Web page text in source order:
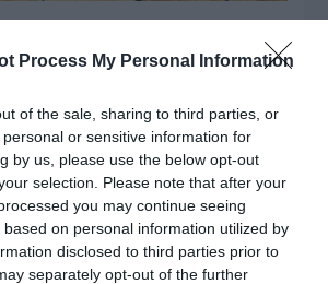
Process My Personal Information
of the sale, sharing to third parties, or
or sensitive information for
by us, please use the below opt-out
selection. Please note that after your
you may continue seeing
on personal information utilized by
disclosed to third parties prior to
separately opt-out of the further